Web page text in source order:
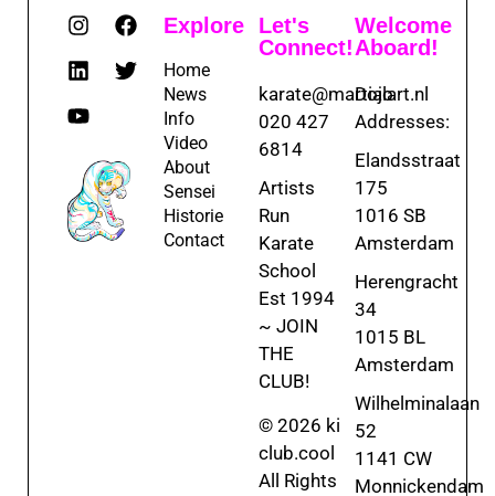
Explore
Home
News
Info
Video
About
Sensei
Historie
Contact
Let's
Connect!
karate@martialart.nl
020 427
6814
Artists
Run
Karate
School
Est 1994
~ JOIN
THE
CLUB!
© 2026 ki
club.cool
All Rights
Welcome
Aboard!
Dojo
Addresses:
Elandsstraat
175
1016 SB
Amsterdam
Herengracht
34
1015 BL
Amsterdam
Wilhelminalaan
52
1141 CW
Monnickendam